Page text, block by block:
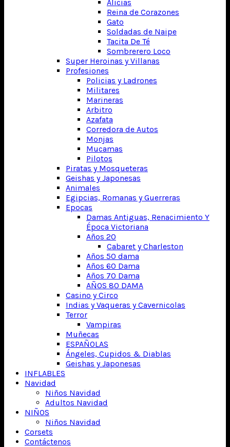
Alicias
Reina de Corazones
Gato
Soldadas de Naipe
Tacita De Té
Sombrerero Loco
Super Heroinas y Villanas
Profesiones
Policias y Ladrones
Militares
Marineras
Arbitro
Azafata
Corredora de Autos
Monjas
Mucamas
Pilotos
Piratas y Mosqueteras
Geishas y Japonesas
Animales
Egipcias, Romanas y Guerreras
Epocas
Damas Antiguas, Renacimiento Y
Época Victoriana
Años 20
Cabaret y Charleston
Años 50 dama
Años 60 Dama
Años 70 Dama
AÑOS 80 DAMA
Casino y Circo
Indias y Vaqueras y Cavernicolas
Terror
Vampiras
Muñecas
ESPAÑOLAS
Ángeles, Cupidos & Diablas
Geishas y Japonesas
INFLABLES
Navidad
Niños Navidad
Adultos Navidad
NIÑOS
Niños Navidad
Corsets
Contáctenos